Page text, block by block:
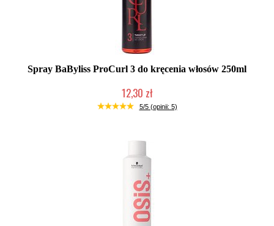
Spray BaByliss ProCurl 3 do kręcenia włosów 250ml
12,30 zł
Produkt wycofany
5/5 (opinii: 5)